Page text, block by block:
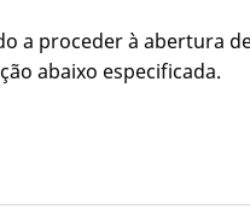
a proceder à abertura
abaixo especificada.